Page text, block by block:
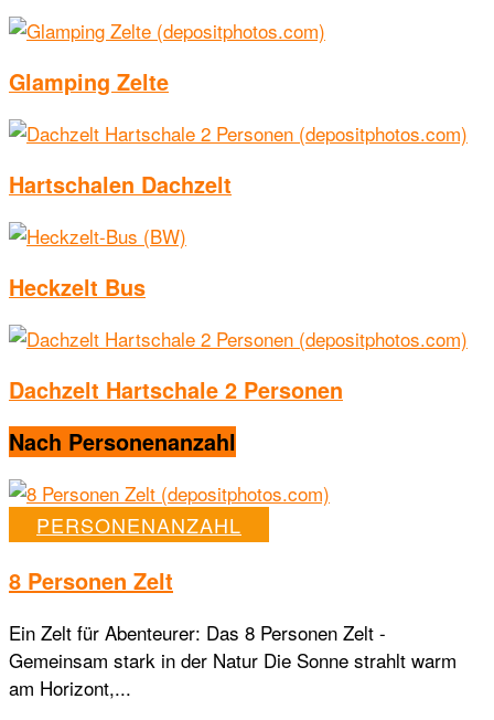
Glamping Zelte
Hartschalen Dachzelt
Heckzelt Bus
Dachzelt Hartschale 2 Personen
Nach Personenanzahl
PERSONENANZAHL
8 Personen Zelt
Ein Zelt für Abenteurer: Das 8 Personen Zelt -
Gemeinsam stark in der Natur Die Sonne strahlt warm
am Horizont,...